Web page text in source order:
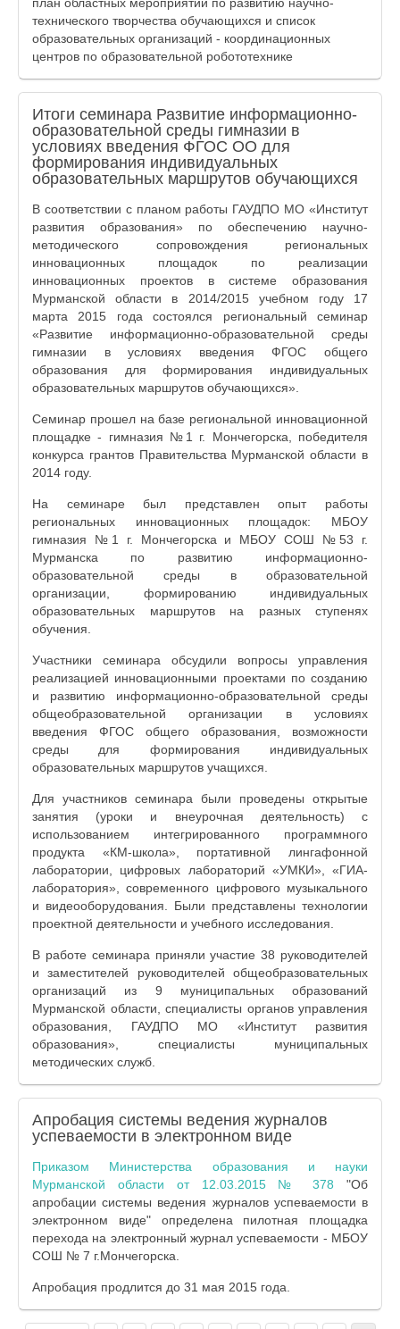
технического творчества обучающихся и список
образовательных организаций - координационных
центров по образовательной робототехнике
Итоги семинара Развитие информационно-
образовательной среды гимназии в
условиях введения ФГОС ОО для
формирования индивидуальных
образовательных маршрутов обучающихся
В соответствии с планом работы ГАУДПО МО «Институт
развития образования» по обеспечению научно-
методического сопровождения региональных
инновационных площадок по реализации
инновационных проектов в системе образования
Мурманской области в 2014/2015 учебном году 17
марта 2015 года состоялся региональный семинар
«Развитие информационно-образовательной среды
гимназии в условиях введения ФГОС общего
образования для формирования индивидуальных
образовательных маршрутов обучающихся».
Семинар прошел на базе региональной инновационной
площадке - гимназия №1 г. Мончегорска, победителя
конкурса грантов Правительства Мурманской области в
2014 году.
На семинаре был представлен опыт работы
региональных инновационных площадок: МБОУ
гимназия №1 г. Мончегорска и МБОУ СОШ №53 г.
Мурманска по развитию информационно-
образовательной среды в образовательной
организации, формированию индивидуальных
образовательных маршрутов на разных ступенях
обучения.
Участники семинара обсудили вопросы управления
реализацией инновационными проектами по созданию
и развитию информационно-образовательной среды
общеобразовательной организации в условиях
введения ФГОС общего образования, возможности
среды для формирования индивидуальных
образовательных маршрутов учащихся.
Для участников семинара были проведены открытые
занятия (уроки и внеурочная деятельность) с
использованием интегрированного программного
продукта «КМ-школа», портативной лингафонной
лаборатории, цифровых лабораторий «УМКИ», «ГИА-
лаборатория», современного цифрового музыкального
и видеооборудования. Были представлены технологии
проектной деятельности и учебного исследования.
В работе семинара приняли участие 38 руководителей
и заместителей руководителей общеобразовательных
организаций из 9 муниципальных образований
Мурманской области, специалисты органов управления
образования, ГАУДПО МО «Институт развития
образования», специалисты муниципальных
методических служб.
Апробация системы ведения журналов
успеваемости в электронном виде
Приказом Министерства образования и науки
Мурманской области от 12.03.2015 № 378 "Об
апробации системы ведения журналов успеваемости в
электронном виде" определена пилотная площадка
перехода на электронный журнал успеваемости - МБОУ
СОШ № 7 г.Мончегорска.
Апробация продлится до 31 мая 2015 года.